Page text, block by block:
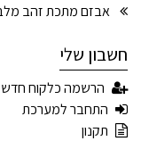
אבזם מתכת זהב
חשבון שלי
הרשמה כלקוח חדש
התחבר למערכת
תקנון